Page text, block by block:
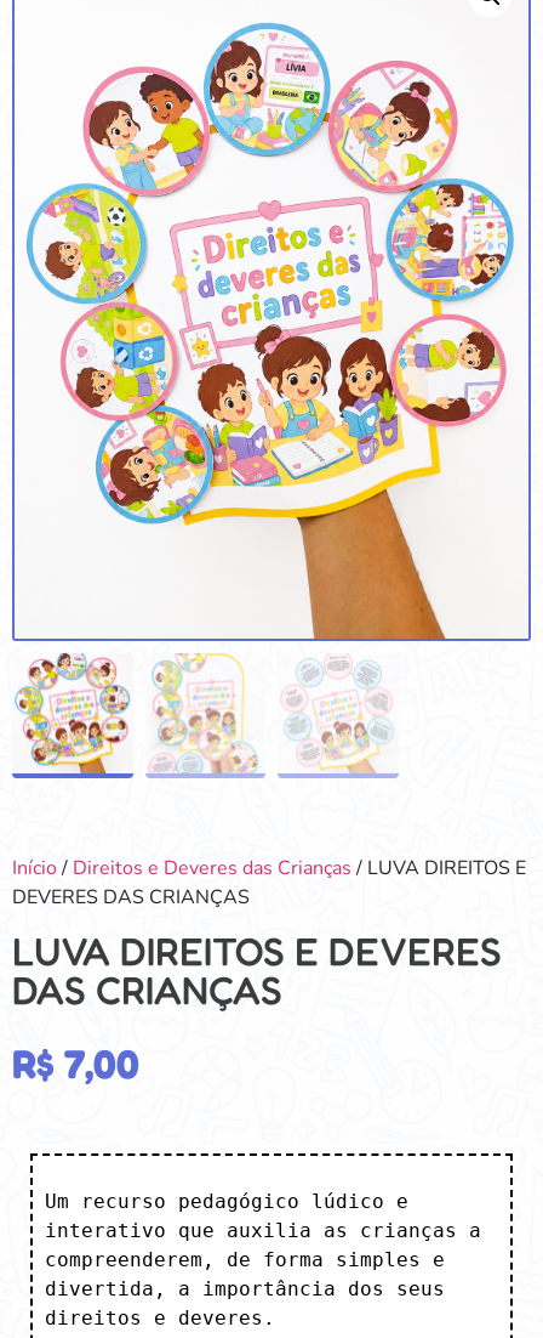
Início/ Direitos e Deveres das Crianças / LUVA DIREITOS E
DEVERES DAS CRIANÇAS
LUVA DIREITOS E DEVERES
DAS CRIANÇAS
R$ 7,00
Um recurso pedagógico lúdico e
interativo que auxilia as crianças a
compreenderem, de forma simples e
divertida, a importância dos seus
direitos e deveres.